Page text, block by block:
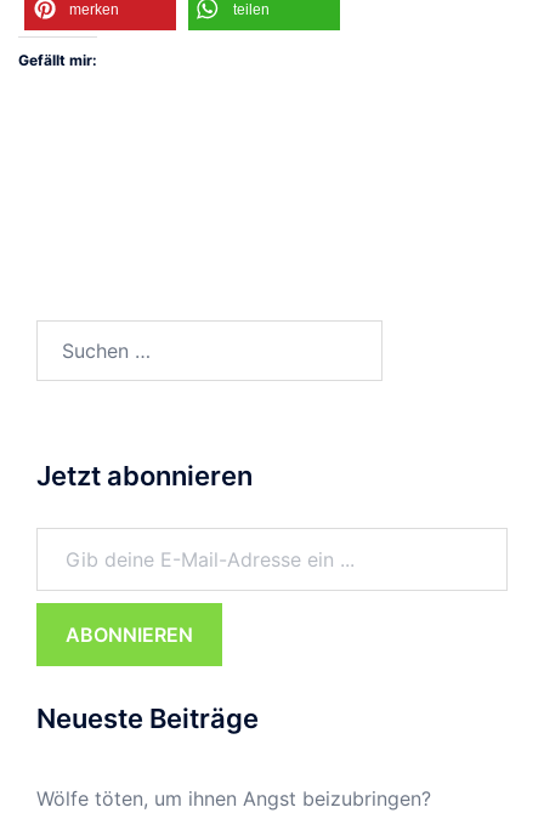
merken teilen
Gefällt mir:
Jetzt abonnieren
Gib deine E-Mail-Adresse ein ...
ABONNIEREN
Neueste Beiträge
Wölfe töten, um ihnen Angst beizubringen?